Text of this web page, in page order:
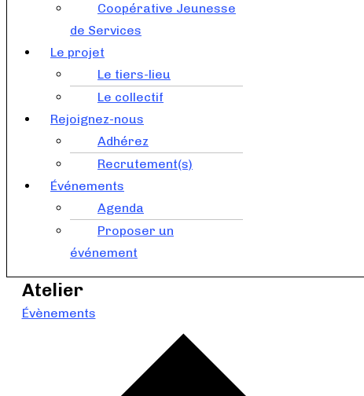
Coopérative Jeunesse
de Services
Le projet
Le tiers-lieu
Le collectif
Rejoignez-nous
Adhérez
Recrutement(s)
Événements
Agenda
Proposer un
événement
Atelier
Évènements